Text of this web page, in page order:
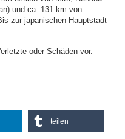
und ca. 131 km von
zur japanischen Hauptstadt
oder Schäden vor.
teilen